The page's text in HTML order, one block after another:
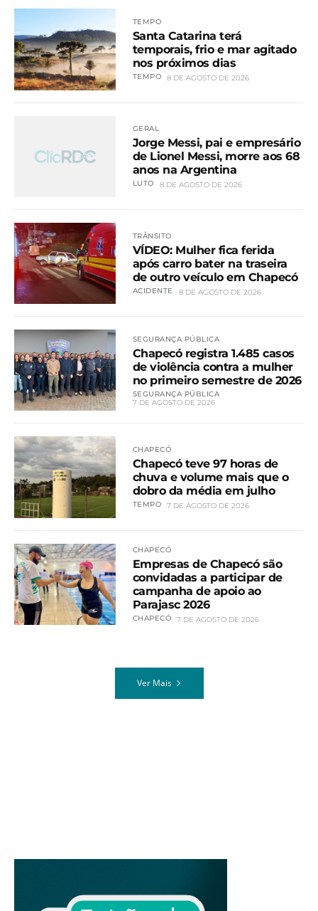
TEMPO
Santa Catarina terá
temporais, frio e mar agitado
nos próximos dias
TEMPO 8 DE AGOSTO DE 2026
GERAL
Jorge Messi, pai e empresário
de Lionel Messi, morre aos 68
anos na Argentina
LUTO 8 DE AGOSTO DE 2026
TRÂNSITO
VÍDEO: Mulher fica ferida
após carro bater na traseira
de outro veículo em Chapecó
ACIDENTE 8 DE AGOSTO DE 2026
SEGURANÇA PÚBLICA
Chapecó registra 1.485 casos
de violência contra a mulher
no primeiro semestre de 2026
SEGURANÇA PÚBLICA
7 DE AGOSTO DE 2026
CHAPECÓ
Chapecó teve 97 horas de
chuva e volume mais que o
dobro da média em julho
TEMPO 7 DE AGOSTO DE 2026
CHAPECÓ
Empresas de Chapecó são
convidadas a participar de
campanha de apoio ao
Parajasc 2026
CHAPECÓ 7 DE AGOSTO DE 2026
Ver Mais